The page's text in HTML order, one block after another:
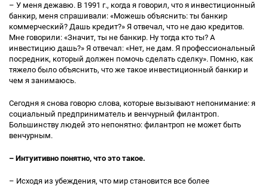
– У меня дежавю. В 1991 г., когда я говорил, что я инвестиционный
банкир, меня спрашивали: «Можешь объяснить: ты банкир
коммерческий? Дашь кредит?» Я отвечал, что не даю кредитов.
Мне говорили: «Значит, ты не банкир. Ну тогда кто ты? А
инвестицию дашь?» Я отвечал: «Нет, не дам. Я профессиональный
посредник, который должен помочь сделать сделку». Помню, как
тяжело было объяснить, что же такое инвестиционный банкир и
чем я занимаюсь.
Сегодня я снова говорю слова, которые вызывают непонимание: я
социальный предприниматель и венчурный филантроп.
Большинству людей это непонятно: филантроп не может быть
венчурным.
– Интуитивно понятно, что это такое.
– Исходя из убеждения, что мир становится все более